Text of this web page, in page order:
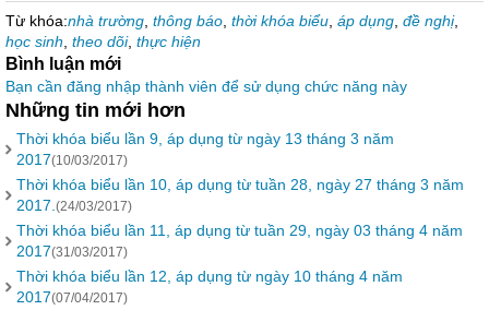
Từ khóa:nhà trường thông báo thời khóa biểu áp dụng đề nghị,
học sinh theo dõi, thực hiện
Bình luận mới
Bạn cần đăng nhập thành viên để sử dụng chức năng này
Những tin mới hơn
Thời khóa biểu lần 9, áp dụng từ ngày 13 tháng 3 năm
2017(10/03/2017)
Thời khóa biểu lần 10, áp dụng từ tuần 28, ngày 27 tháng 3 năm
2017. (24/03/2017)
Thời khóa biểu lần 11, áp dụng từ tuần 29, ngày 03 tháng 4 năm
2017(31/03/2017)
Thời khóa biểu lần 12, áp dụng từ ngày 10 tháng 4 năm
2017(07/04/2017)